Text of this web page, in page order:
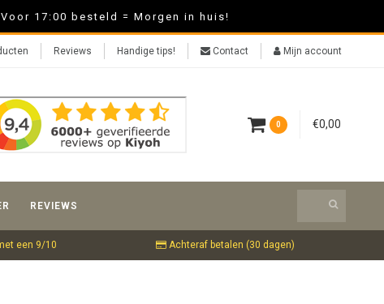
17:00 besteld = Morgen in huis!
Reviews Handige tips! Contact Mijn account
0 €0,00
REVIEWS
een 9/10 Achteraf betalen (30 dagen)